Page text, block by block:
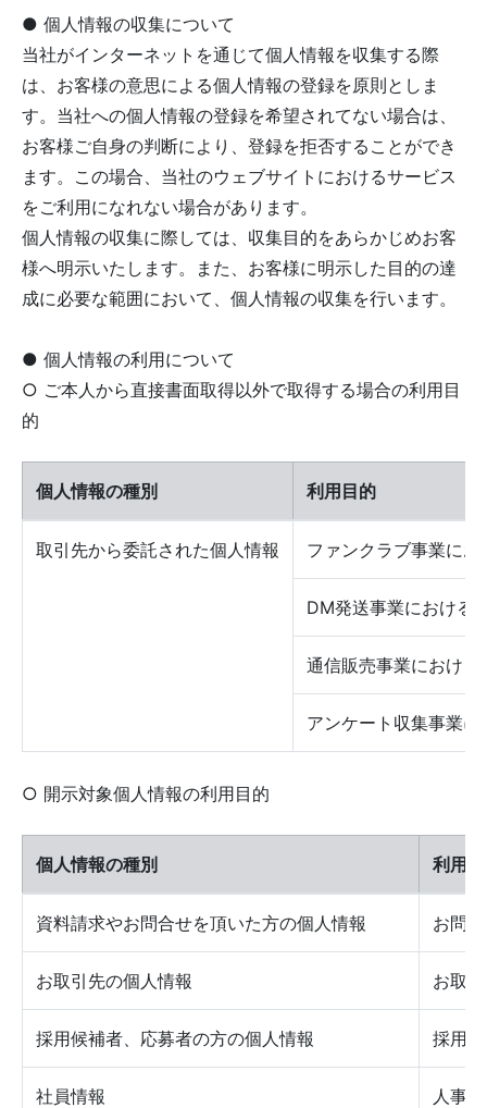
● 個人情報の収集について
当社がインターネットを通じて個人情報を収集する際
は、お客様の意思による個人情報の登録を原則としま
す。当社への個人情報の登録を希望されてない場合は、
お客様ご自身の判断により、登録を拒否することができ
ます。この場合、当社のウェブサイトにおけるサービス
をご利用になれない場合があります。
個人情報の収集に際しては、収集目的をあらかじめお客
様へ明示いたします。また、お客様に明示した目的の達
成に必要な範囲において、個人情報の収集を行います。
● 個人情報の利用について
○ ご本人から直接書面取得以外で取得する場合の利用目
的
個人情報の種別 利用目的
取引先から委託された個人情報 ファンクラブ事業に
DM発送事業における
通信販売事業におけ
アンケート収集事業
○ 開示対象個人情報の利用目的
個人情報の種別 利用
資料請求やお問合せを頂いた方の個人情報 お問
お取引先の個人情報 お取
採用候補者、応募者の方の個人情報 採用
社員情報 人事